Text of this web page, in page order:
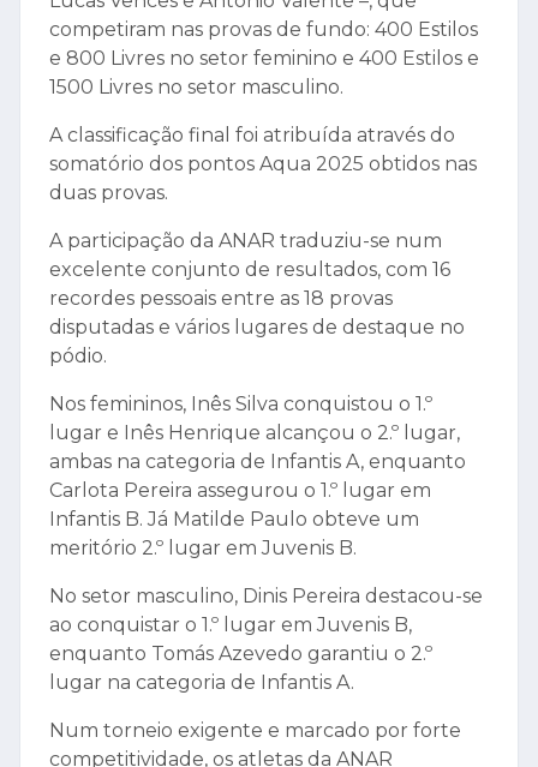
competiram nas provas de fundo: 400 Estilos
e 800 Livres no setor feminino e 400 Estilos e
1500 Livres no setor masculino.
A classificação final foi atribuída através do
somatório dos pontos Aqua 2025 obtidos nas
duas provas.
A participação da ANAR traduziu-se num
excelente conjunto de resultados, com 16
recordes pessoais entre as 18 provas
disputadas e vários lugares de destaque no
pódio.
Nos femininos, Inês Silva conquistou o 1.º
lugar e Inês Henrique alcançou o 2.º lugar,
ambas na categoria de Infantis A, enquanto
Carlota Pereira assegurou o 1.º lugar em
Infantis B. Já Matilde Paulo obteve um
meritório 2.º lugar em Juvenis B.
No setor masculino, Dinis Pereira destacou-se
ao conquistar o 1.º lugar em Juvenis B,
enquanto Tomás Azevedo garantiu o 2.º
lugar na categoria de Infantis A.
Num torneio exigente e marcado por forte
competitividade, os atletas da ANAR